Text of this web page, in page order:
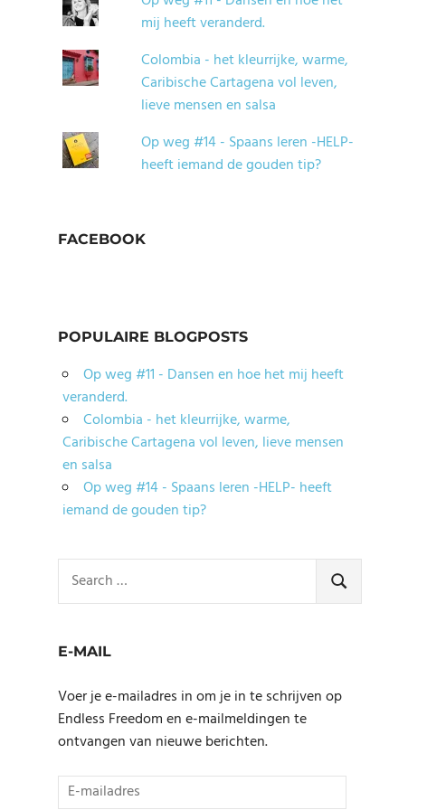
mij heeft veranderd.
Colombia - het kleurrijke, warme,
Caribische Cartagena vol leven,
lieve mensen en salsa
Op weg #14 - Spaans leren -HELP-
heeft iemand de gouden tip?
FACEBOOK
POPULAIRE BLOGPOSTS
Op weg #11 - Dansen en hoe het mij heeft
veranderd.
Colombia - het kleurrijke, warme,
Caribische Cartagena vol leven, lieve mensen
en salsa
Op weg #14 - Spaans leren -HELP- heeft
iemand de gouden tip?
for:
SEARCH
E-MAIL
Voer je e-mailadres in om je in te schrijven op
Endless Freedom en e-mailmeldingen te
ontvangen van nieuwe berichten.
E-